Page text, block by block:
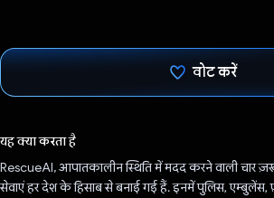
वोट करें
यह क्या करता है
RescueAI, आपातकालीन स्थिति में मदद करने वाली चार
सेवाएं हर देश के हिसाब से बनाई गई हैं. इनमें पुलिस, एम्बुलेंस,